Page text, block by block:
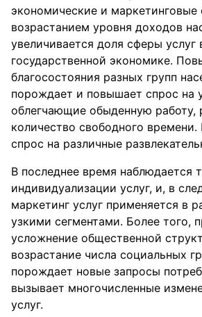
экономические и
возрастанием уровня доходов
увеличивается доля сферы услуг
государственной экономике.
благосостояния разных групп
порождает и повышает спрос на
облегчающие обыденную
количество свободного
спрос на различные
В последнее время наблюдается
индивидуализации услуг, и, в
маркетинг услуг применяется в
узкими сегментами. Более того,
усложнение общественной
возрастание числа социальных
порождает новые запросы
вызывает многочисленные
услуг.